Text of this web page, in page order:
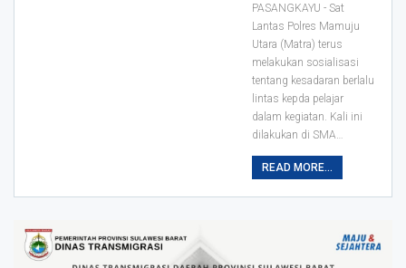
PASANGKAYU - Sat
Lantas Polres Mamuju
Utara (Matra) terus
melakukan sosialisasi
tentang kesadaran berlalu
lintas kepda pelajar
dalam kegiatan. Kali ini
dilakukan di SMA…
READ MORE...